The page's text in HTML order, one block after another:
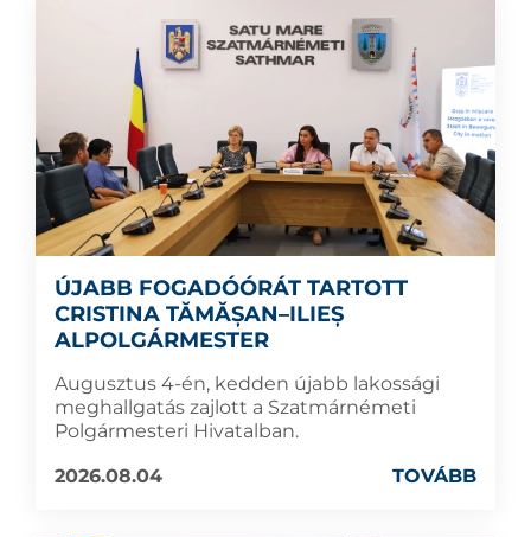
ÚJABB FOGADÓÓRÁT TARTOTT
CRISTINA TĂMĂȘAN–ILIEȘ
ALPOLGÁRMESTER
Augusztus 4-én, kedden újabb lakossági
meghallgatás zajlott a Szatmárnémeti
Polgármesteri Hivatalban.
2026.08.04
TOVÁBB